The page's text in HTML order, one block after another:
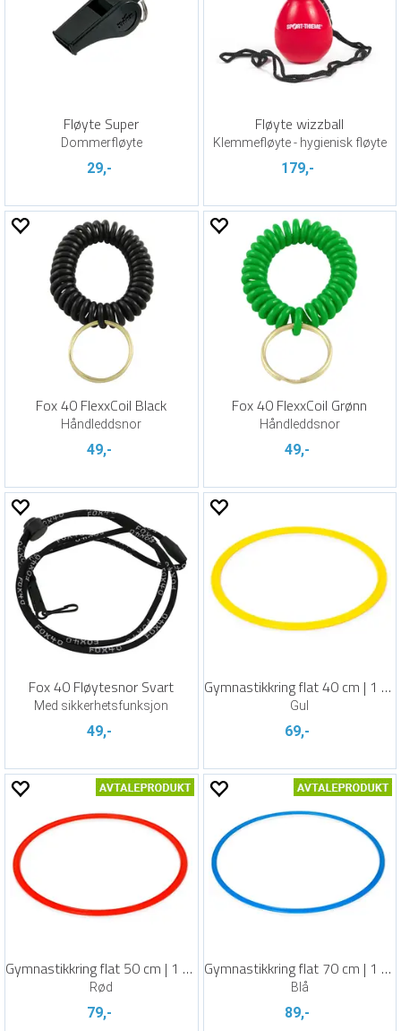
Fløyte Super
Dommerfløyte
29,-
Fløyte wizzball
Klemmefløyte - hygienisk fløyte
179,-
Fox 40 FlexxCoil Black
Håndleddsnor
49,-
Fox 40 FlexxCoil Grønn
Håndleddsnor
49,-
Fox 40 Fløytesnor Svart
Med sikkerhetsfunksjon
49,-
Gymnastikkring flat 40 cm | 1 stk.
Gul
69,-
Gymnastikkring flat 50 cm | 1 stk.
Rød
79,-
Gymnastikkring flat 70 cm | 1 stk.
Blå
89,-